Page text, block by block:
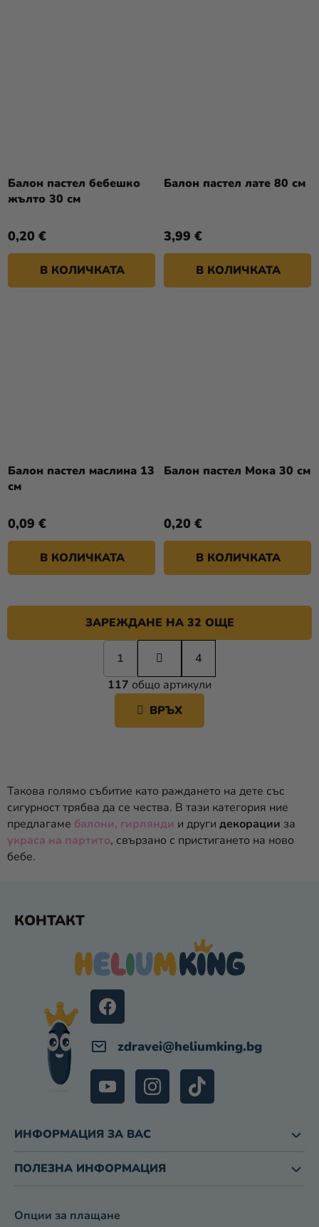
Балон пастел бебешко
жълто 30 см
0,20 €
В КОЛИЧКАТА
Балон пастел лате 80 см
3,99 €
В КОЛИЧКАТА
Балон пастел маслина 13
см
0,09 €
В КОЛИЧКАТА
Балон пастел Мока 30 см
0,20 €
В КОЛИЧКАТА
К
О
Н
Т
И
Е
Л
Е
А
И
Я
В
А
Н
ЗАРЕЖДАНЕ НА 32 ОЩЕ
П
а
г
и
а
ц
1
4
117 общо артикули
ВРЪХ
Такова голямо събитие като раждането на дете със
сигурност трябва да се чества. В тази категория ние
предлагаме балони, гирлянди и други декорации за
украса на партито, свързано с пристигането на ново
бебе.
КОНТАКТ
zdravei@heliumking.bg
ИНФОРМАЦИЯ ЗА ВАС
ПОЛЕЗНА ИНФОРМАЦИЯ
Опции за плащане